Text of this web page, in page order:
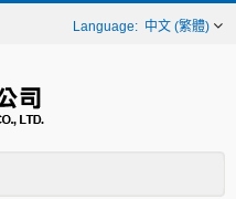
中文 (繁體)